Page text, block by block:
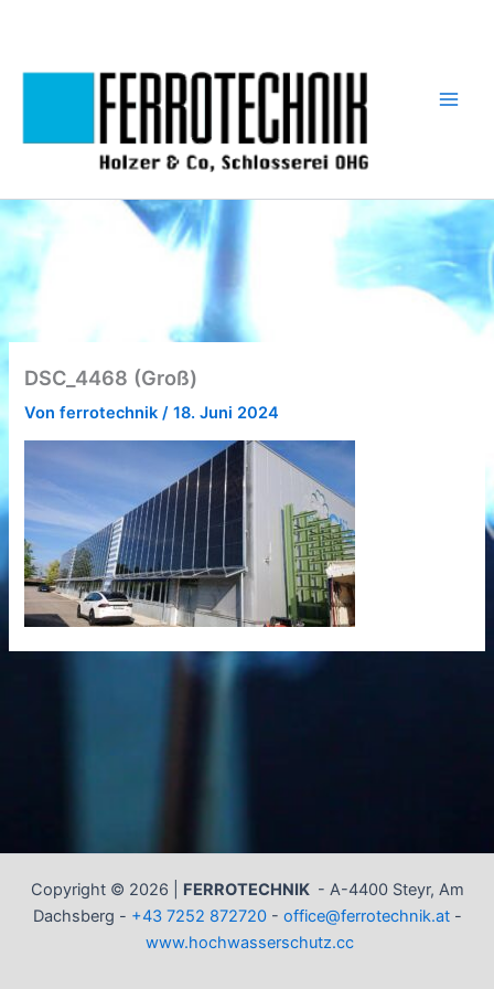
DSC_4468 (Groß)
Vonferrotechnik /18. Juni 2024
Copyright © 2026 | FERROTECHNIK - A-4400 Steyr, Am
Dachsberg - +43 7252 872720- office@ferrotechnik.at-
www.hochwasserschutz.cc